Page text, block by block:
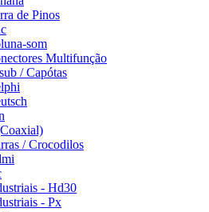
de Pinos
som
Multifunção
/ Capótas
/ Crocodilos
- Hd30
- Px